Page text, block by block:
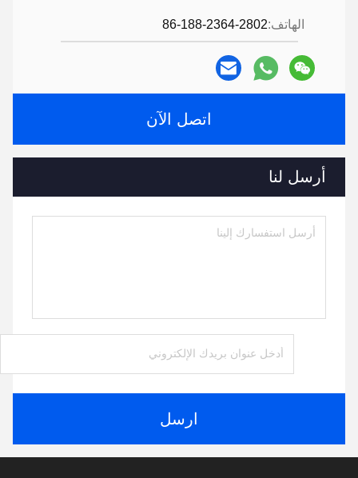
الهاتف:86-188-2364-2802
اتصل الآن
أرسل لنا
ارسل